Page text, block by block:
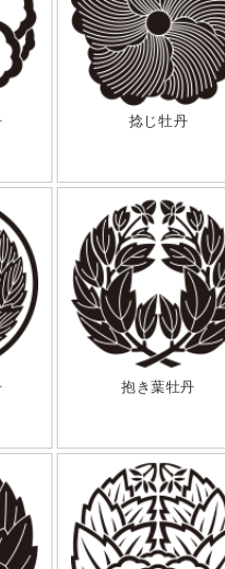
捻じ牡丹
抱き葉牡丹